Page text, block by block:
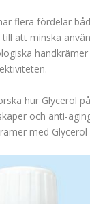
flera fördelar
att minska
hur Glycerol
och anti-
med